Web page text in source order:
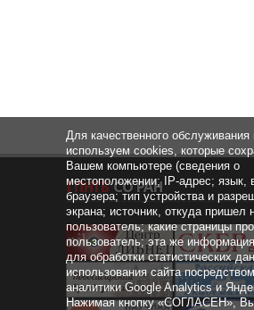
Для качественного
используем cookies, которые
Вашем компьютере (сведения о
местоположении; IP-адрес; язык,
браузера; тип устройства и
экрана; источник, откуда пришел
пользователь; какие страницы
пользователь; эта же
для обработки статистических
использования сайта
аналитики Google Analytics и
Нажимая кнопку «СОГЛАСЕН»,